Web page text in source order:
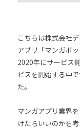
こちらは株式会社
アプリ「マンガボッ
2020年にサービス
ビスを開始する中
た。
マンガアプリ業界
けたらいいのかを